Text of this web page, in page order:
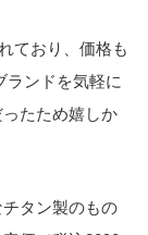
ており、価格も
ランドを気軽に
たため嬉しか
タン製のもの